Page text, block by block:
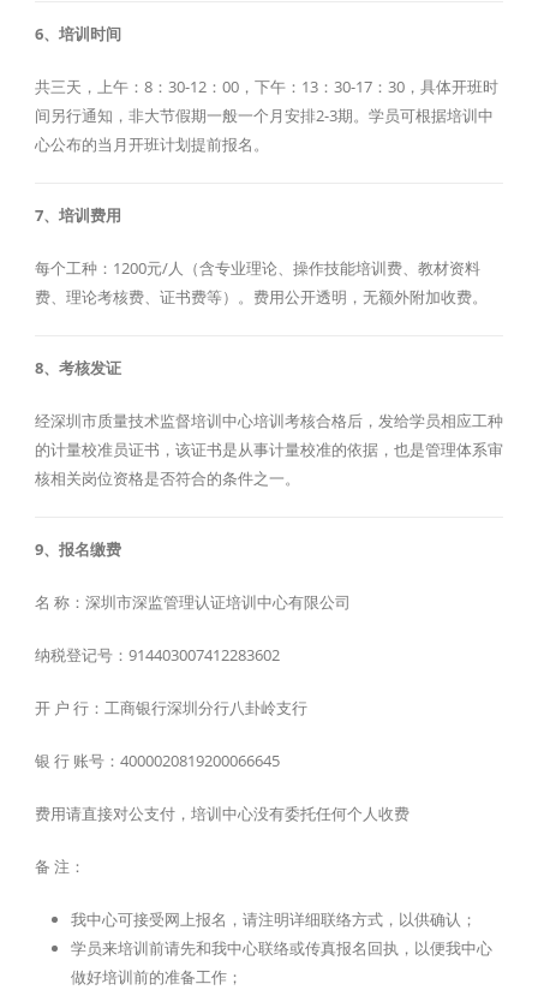
6、培训时间
共三天，上午：8：30-12：00，下午：13：30-17：30，具体开班时
间另行通知，非大节假期一般一个月安排2-3期。学员可根据培训中
心公布的当月开班计划提前报名。
7、培训费用
每个工种：1200元/人（含专业理论、操作技能培训费、教材资料
费、理论考核费、证书费等）。费用公开透明，无额外附加收费。
8、考核发证
经深圳市质量技术监督培训中心培训考核合格后，发给学员相应工种
的计量校准员证书，该证书是从事计量校准的依据，也是管理体系审
核相关岗位资格是否符合的条件之一。
9、报名缴费
名 称：深圳市深监管理认证培训中心有限公司
纳税登记号：914403007412283602
开 户 行：工商银行深圳分行八卦岭支行
银 行 账号：4000020819200066645
费用请直接对公支付，培训中心没有委托任何个人收费
备 注：
我中心可接受网上报名，请注明详细联络方式，以供确认；
学员来培训前请先和我中心联络或传真报名回执，以便我中心
做好培训前的准备工作；